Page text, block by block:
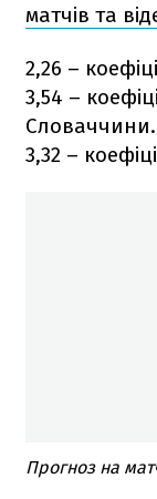
матчів та
2,26 –
3,54 –
Словаччини.
3,32 –
Прогноз на